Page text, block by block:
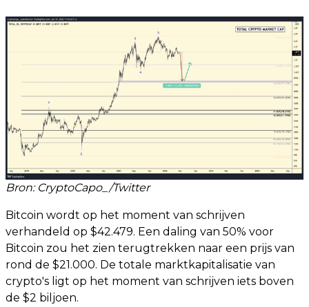
Bron: CryptoCapo_/Twitter
Bitcoin wordt op het moment van schrijven
verhandeld op $42.479. Een daling van 50% voor
Bitcoin zou het zien terugtrekken naar een prijs van
rond de $21.000. De totale marktkapitalisatie van
crypto's ligt op het moment van schrijven iets boven
de $2 biljoen.